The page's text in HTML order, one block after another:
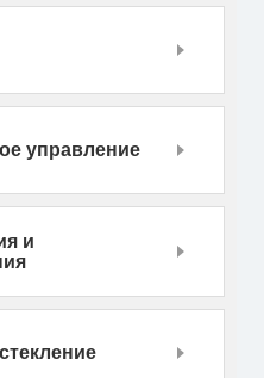
управление
и